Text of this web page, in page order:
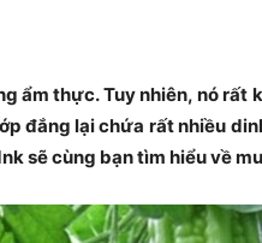
ẩm thực. Tuy nhiên, nó rất
đắng lại chứa rất nhiều
sẽ cùng bạn tìm hiểu về